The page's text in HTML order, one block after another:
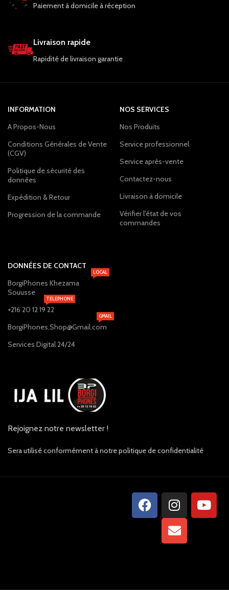
Paiement à domicile à réception
Livraison rapide
Rapidité de livraison garantie
INFORMATION
A Propos-Nous
Conditions Générales de Vente
(CGV)
Politique de sécurité des
données
Expédition & Retour
Progression de la commande
NOS SERVICES
Nos Produits
Service professionnel
Service après-vente
Contactez-nous
Livraison à domicile
Vérifier l'état de vos
commandes
DONNÉES DE CONTACT
BorgiPhones Khezama
Souusse
LOCAL
+216 20 12 19 22
TELEPHONE
BorgiPhones.Shop@Gmail.com
GMAIL
Services Digital 24/24
Rejoignez notre newsletter !
Sera utilisé conformément à notre politique de confidentialité